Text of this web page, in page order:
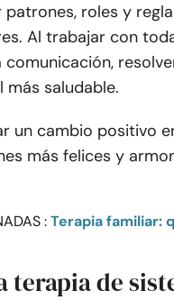
roles y
Al trabajar con
comunicación,
saludable.
un cambio positivo
más felices y
:Terapia familiar:
terapia de